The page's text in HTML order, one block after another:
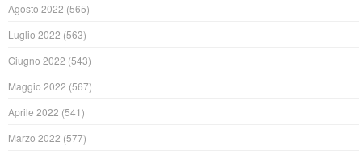
Agosto 2022 (565)
Luglio 2022 (563)
Giugno 2022 (543)
Maggio 2022 (567)
Aprile 2022 (541)
Marzo 2022 (577)